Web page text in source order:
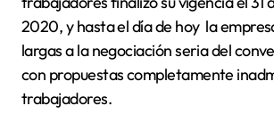
2020, y hasta el día de hoy la
largas a la negociación seria del
con propuestas completamente
trabajadores.